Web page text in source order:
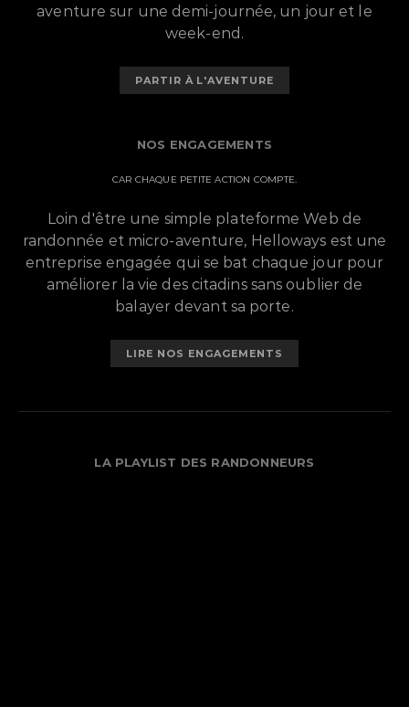
aventure sur une demi-journée, un jour et le
week-end.
PARTIR À L'AVENTURE
NOS ENGAGEMENTS
CAR CHAQUE PETITE ACTION COMPTE.
Loin d'être une simple plateforme Web de
randonnée et micro-aventure, Helloways est une
entreprise engagée qui se bat chaque jour pour
améliorer la vie des citadins sans oublier de
balayer devant sa porte.
LIRE NOS ENGAGEMENTS
LA PLAYLIST DES RANDONNEURS